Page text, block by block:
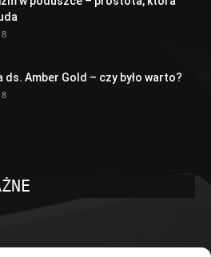
ds. Amber Gold – czy było warto?